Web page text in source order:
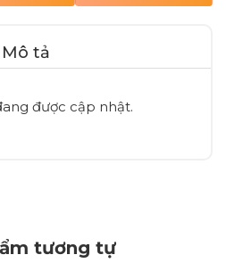
Mô tả
được cập nhật.
tương tự